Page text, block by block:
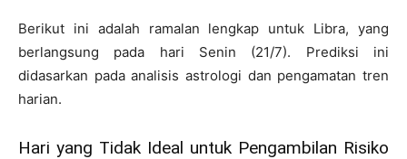
Berikut ini adalah ramalan lengkap untuk Libra, yang
berlangsung pada hari Senin (21/7). Prediksi ini
didasarkan pada analisis astrologi dan pengamatan tren
harian.
Hari yang Tidak Ideal untuk Pengambilan Risiko